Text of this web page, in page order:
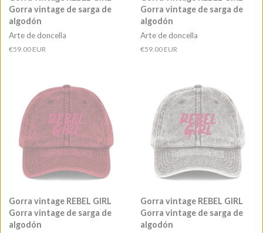
Gorra vintage de sarga de
algodón
Arte de doncella
Precio
€59.00 EUR
Gorra vintage de sarga de
algodón
Arte de doncella
Precio
€59.00 EUR
Gorra vintage REBEL GIRL
Gorra vintage de sarga de
algodón
Gorra vintage REBEL GIRL
Gorra vintage de sarga de
algodón